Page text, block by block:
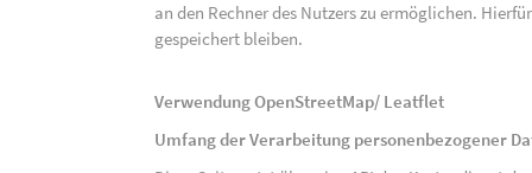
an den Rechner des Nutzers zu ermöglichen.
gespeichert bleiben.
Verwendung OpenStreetMap/ Leatflet
Umfang der Verarbeitung personenbezogener